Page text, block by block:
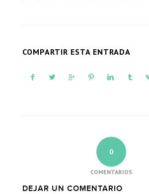
COMPARTIR ESTA ENTRADA
0
COMENTARIOS
DEJAR UN COMENTARIO